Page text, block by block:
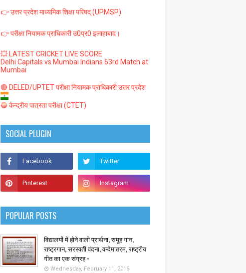
👉 उत्तर प्रदेश माध्यमिक शिक्षा परिषद् (UPMSP)
👉 परीक्षा नियामक प्राधिकारी उ0प्र0 इलाहाबाद।
💥 LATEST CRICKET LIVE SCORE
Delhi Capitals vs Mumbai Indians 63rd Match at
Mumbai
🔴 DELED/UPTET परीक्षा नियामक प्राधिकारी उत्तर प्रदेश
🔵 केन्द्रीय पात्रता परीक्षा (CTET)
SOCIAL PLUGIN
POPULAR POSTS
विद्यालयों में होने वाली प्रार्थना, समूह गान,
राष्ट्रगान, सरस्वती वंदना, वन्देमातरम, राष्ट्रीय
गीत का एक संग्रह -
Wednesday, February 11, 2015